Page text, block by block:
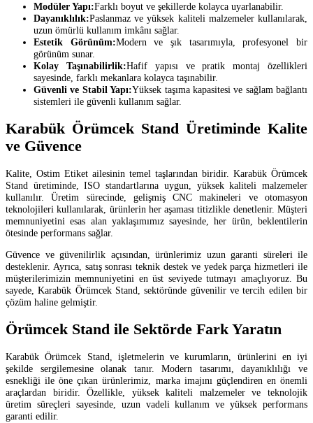
Modüler Yapı:Farklı boyut ve şekillerde kolayca uyarlanabilir.
Dayanıklılık:Paslanmaz ve yüksek kaliteli malzemeler kullanılarak,
uzun ömürlü kullanım imkânı sağlar.
Estetik Görünüm:Modern ve şık tasarımıyla, profesyonel bir
görünüm sunar.
Kolay Taşınabilirlik:Hafif yapısı ve pratik montaj özellikleri
sayesinde, farklı mekanlara kolayca taşınabilir.
Güvenli ve Stabil Yapı:Yüksek taşıma kapasitesi ve sağlam bağlantı
sistemleri ile güvenli kullanım sağlar.
Karabük Örümcek Stand Üretiminde Kalite
ve Güvence
Kalite, Ostim Etiket ailesinin temel taşlarından biridir. Karabük Örümcek
Stand üretiminde, ISO standartlarına uygun, yüksek kaliteli malzemeler
kullanılır. Üretim sürecinde, gelişmiş CNC makineleri ve otomasyon
teknolojileri kullanılarak, ürünlerin her aşaması titizlikle denetlenir. Müşteri
memnuniyetini esas alan yaklaşımımız sayesinde, her ürün, beklentilerin
ötesinde performans sağlar.
Güvence ve güvenilirlik açısından, ürünlerimiz uzun garanti süreleri ile
desteklenir. Ayrıca, satış sonrası teknik destek ve yedek parça hizmetleri ile
müşterilerimizin memnuniyetini en üst seviyede tutmayı amaçlıyoruz. Bu
sayede, Karabük Örümcek Stand, sektöründe güvenilir ve tercih edilen bir
çözüm haline gelmiştir.
Örümcek Stand ile Sektörde Fark Yaratın
Karabük Örümcek Stand, işletmelerin ve kurumların, ürünlerini en iyi
şekilde sergilemesine olanak tanır. Modern tasarımı, dayanıklılığı ve
esnekliği ile öne çıkan ürünlerimiz, marka imajını güçlendiren en önemli
araçlardan biridir. Özellikle, yüksek kaliteli malzemeler ve teknolojik
üretim süreçleri sayesinde, uzun vadeli kullanım ve yüksek performans
garanti edilir.